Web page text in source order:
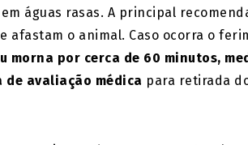
águas rasas. A principal
afastam o animal. Caso ocorra o
morna por cerca de 60 minutos,
avaliação médica para retirada